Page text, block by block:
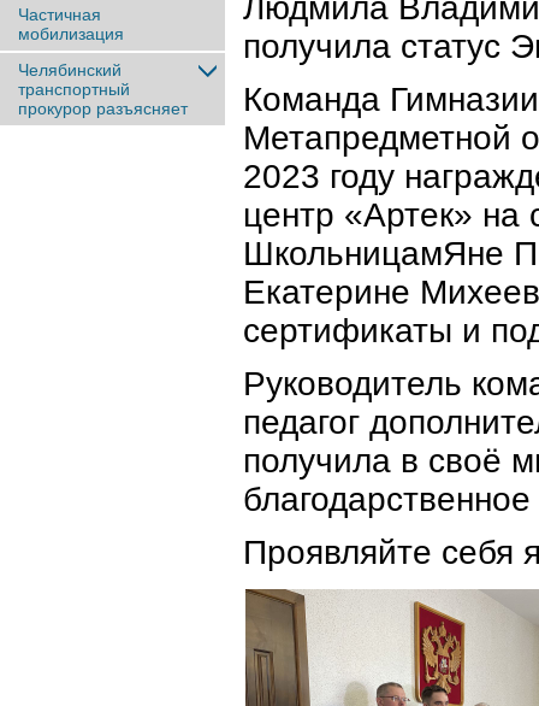
Частичная
мобилизация
Челябинский
транспортный
прокурор разъясняет
Людмила
получила статус
Команда
Метапредметной
2023 году
центр «Артек»
ШкольницамЯне
Екатерине
сертификаты и
Руководитель
педагог
получила в своё
Проявляйте себя